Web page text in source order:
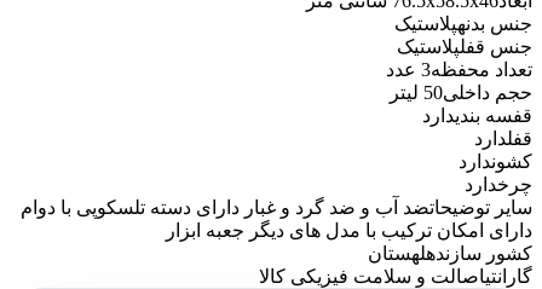
جنس بدنهپلاستیک
جنس قفلپلاستیک
تعداد محفظه3 عدد
حجم داخلی50 لیتر
قفسه بندیدارد
قفلدارد
کشوندارد
چرخدارد
سایر توضیحاتضد آب و ضد گرد و غبار دارای دسته تلسکوپی با دوام
دارای امکان ترکیب با مدل های دیگر جعبه ابزار
کشور سازندهلهستان
گارانتیاصالت و سلامت فیزیکی کالا